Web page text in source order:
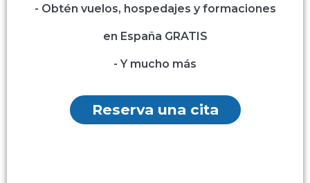
- Obtén vuelos, hospedajes y formaciones
en España GRATIS
- Y mucho más
Reserva una cita